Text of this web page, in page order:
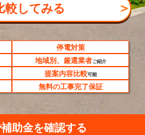
較してみる ＞
停電対策
地域別、厳選業者ご紹介
提案内容比較可能
無料の工事完了保証
助金を確認する